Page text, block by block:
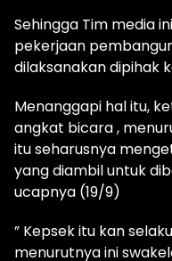
Sehingga Tim media
pekerjaan
dilaksanakan dipihak
Menanggapi hal itu,
angkat bicara ,
itu seharusnya
yang diambil untuk
ucapnya (19/9)
” Kepsek itu kan
menurutnya ini